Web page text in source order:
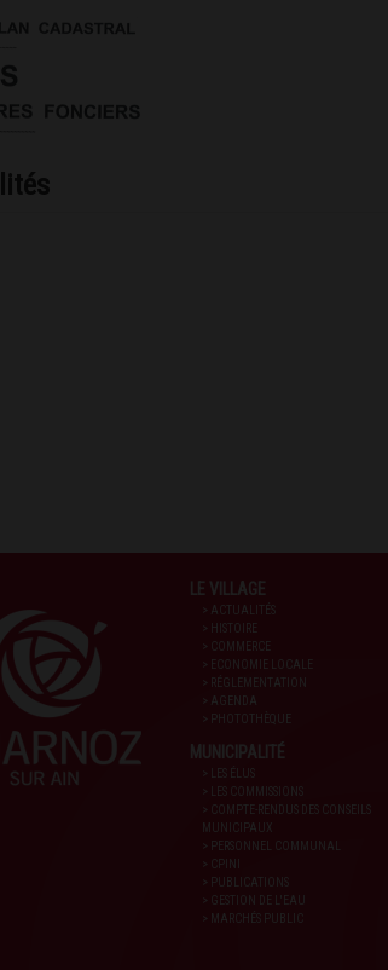
LE VILLAGE
> ACTUALITÉS
> HISTOIRE
> COMMERCE
> ECONOMIE LOCALE
> RÉGLEMENTATION
> AGENDA
MUNICIPALITÉ
> COMPTE-RENDUS DES CONSEILS
MUNICIPAUX
> PERSONNEL COMMUNAL
> CPINI
> PUBLICATIONS
> GESTION DE L'EAU
> MARCHÉS PUBLIC